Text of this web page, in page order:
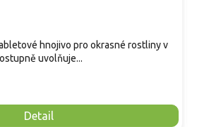
Detail
hnojivo pro okrasné rostliny v
uvolňuje...